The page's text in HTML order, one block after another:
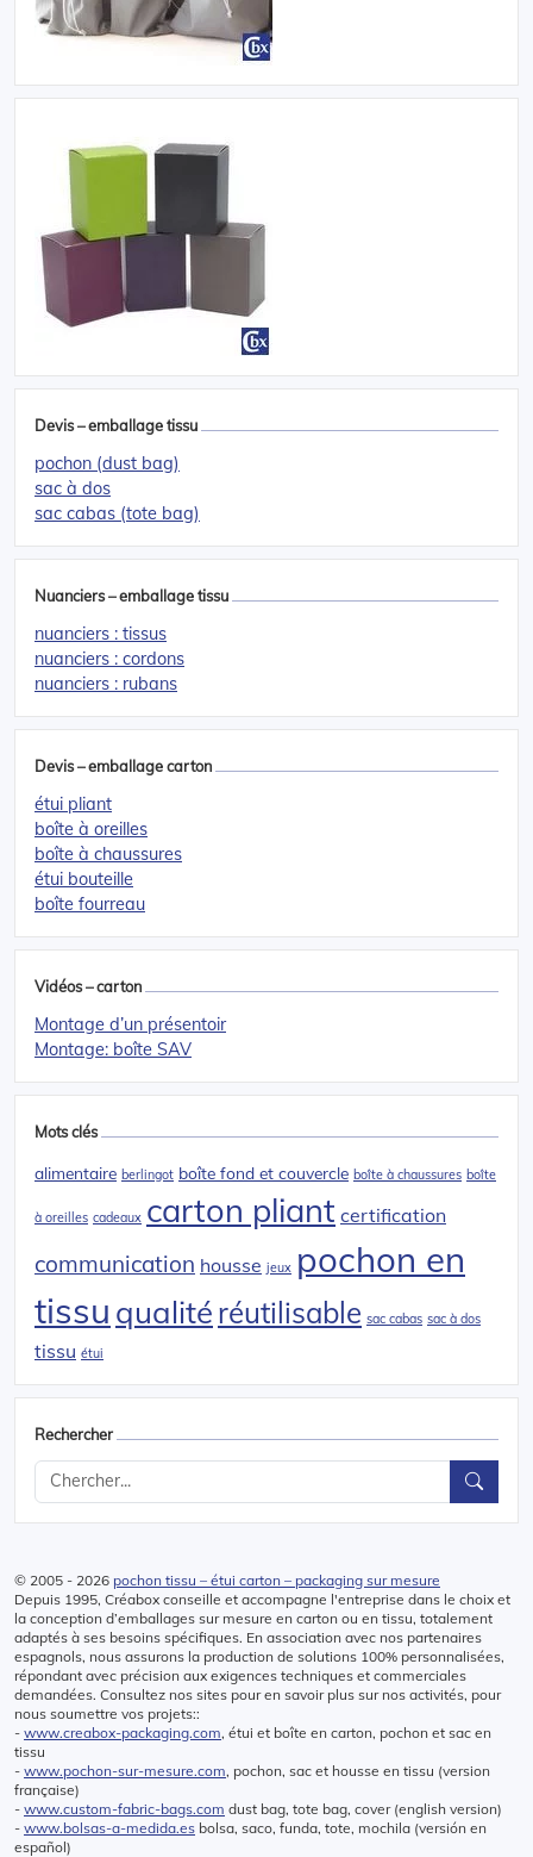
Devis – emballage tissu
pochon (dust bag)
sac à dos
sac cabas (tote bag)
Nuanciers – emballage tissu
nuanciers : tissus
nuanciers : cordons
nuanciers : rubans
Devis – emballage carton
étui pliant
boîte à oreilles
boîte à chaussures
étui bouteille
boîte fourreau
Vidéos – carton
Montage d’un présentoir
Montage: boîte SAV
Mots clés
alimentaire berlingot boîte fond et couvercle boîte à chaussures boîte
à oreilles cadeaux carton pliant certification
communication housse jeux pochon en
tissu qualité réutilisable sac cabas sac à dos
tissu étui
Rechercher
© 2005 - 2026 pochon tissu – étui carton – packaging sur mesure
Depuis 1995, Créabox conseille et accompagne l'entreprise dans le choix et
la conception d’emballages sur mesure en carton ou en tissu, totalement
adaptés à ses besoins spécifiques. En association avec nos partenaires
espagnols, nous assurons la production de solutions 100% personnalisées,
répondant avec précision aux exigences techniques et commerciales
demandées. Consultez nos sites pour en savoir plus sur nos activités, pour
nous soumettre vos projets::
- www.creabox-packaging.com, étui et boîte en carton, pochon et sac en
tissu
- www.pochon-sur-mesure.com, pochon, sac et housse en tissu (version
française)
- www.custom-fabric-bags.com dust bag, tote bag, cover (english version)
- www.bolsas-a-medida.es bolsa, saco, funda, tote, mochila (versión en
español)